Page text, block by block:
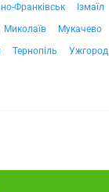
Франківськ
Ізмаїл
Миколаїв
Мукачево
Тернопіль
Ужгород